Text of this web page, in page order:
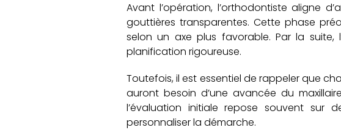
Avant l’opération, l’orthodontiste aligne
gouttières transparentes. Cette phase
selon un axe plus favorable. Par la suite,
planification rigoureuse.
Toutefois, il est essentiel de rappeler que
auront besoin d’une avancée du
l’évaluation initiale repose souvent sur
personnaliser la démarche.